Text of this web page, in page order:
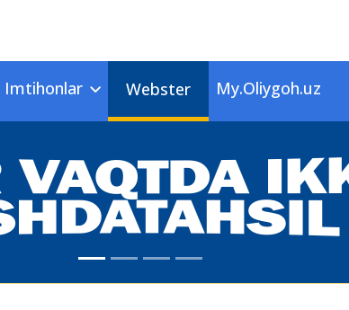
Imtihonlar Webster My.Oliygoh.uz